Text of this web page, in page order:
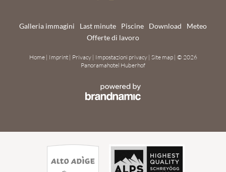
Galleria immagini Last minute Piscine Download
Meteo
Offerte di lavoro
Home | Imprint | Privacy | Impostazioni privacy | Site map | © 2026
Panoramahotel Huberhof